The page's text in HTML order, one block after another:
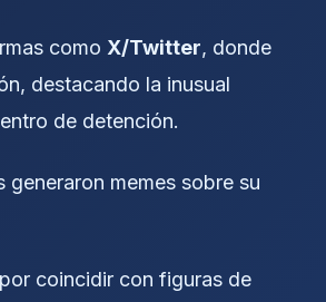
como X/Twitter, donde
destacando la inusual
de detención.
memes sobre su
coincidir con figuras de